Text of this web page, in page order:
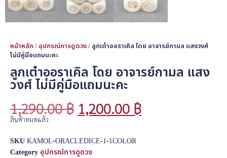
หน้าหลัก / อุปกรณ์การดูดวง/ ลูกเต๋าออราเคิล โดย อาจารย์กามล แสงวงศ์
ไม่มีคู่มือแถมนะคะ
ลูกเต๋าออราเคิล โดย อาจารย์กามล แสง
วงศ์ ไม่มีคู่มือแถมนะคะ
1,290.00฿ 1,200.00 ฿
สินค้าหมดแล้ว
SKUKAMOL-ORACLEDICE-1-1COLOR
Category อุปกรณ์การดูดวง